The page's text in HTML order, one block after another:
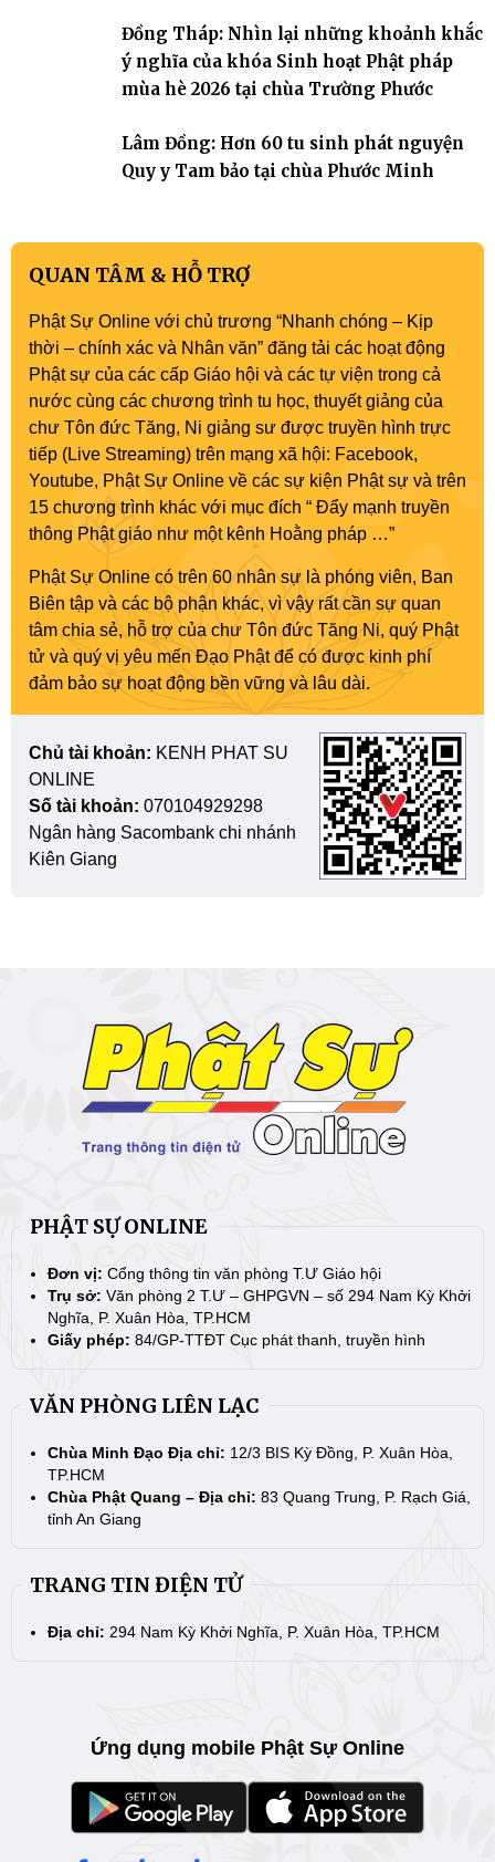
Đồng Tháp: Nhìn lại những khoảnh khắc
ý nghĩa của khóa Sinh hoạt Phật pháp
mùa hè 2026 tại chùa Trường Phước
Lâm Đồng: Hơn 60 tu sinh phát nguyện
Quy y Tam bảo tại chùa Phước Minh
QUAN TÂM & HỖ TRỢ
Phật Sự Online với chủ trương “Nhanh chóng – Kịp
thời – chính xác và Nhân văn” đăng tải các hoạt động
Phật sự của các cấp Giáo hội và các tự viện trong cả
nước cùng các chương trình tu học, thuyết giảng của
chư Tôn đức Tăng, Ni giảng sư được truyền hình trực
tiếp (Live Streaming) trên mạng xã hội: Facebook,
Youtube, Phật Sự Online về các sự kiện Phật sự và trên
15 chương trình khác với mục đích “ Đẩy mạnh truyền
thông Phật giáo như một kênh Hoằng pháp …”
Phật Sự Online có trên 60 nhân sự là phóng viên, Ban
Biên tập và các bộ phận khác, vì vậy rất cần sự quan
tâm chia sẻ, hỗ trợ của chư Tôn đức Tăng Ni, quý Phật
tử và quý vị yêu mến Đạo Phật để có được kinh phí
đảm bảo sự hoạt động bền vững và lâu dài.
Chủ tài khoản: KENH PHAT SU
ONLINE
Số tài khoản: 070104929298
Ngân hàng Sacombank chi nhánh
Kiên Giang
PHẬT SỰ ONLINE
Đơn vị: Cổng thông tin văn phòng T.Ư Giáo hội
Trụ sở: Văn phòng 2 T.Ư – GHPGVN – số 294 Nam Kỳ Khởi
Nghĩa, P. Xuân Hòa, TP.HCM
Giấy phép: 84/GP-TTĐT Cục phát thanh, truyền hình
VĂN PHÒNG LIÊN LẠC
Chùa Minh Đạo Địa chỉ: 12/3 BIS Kỳ Đồng, P. Xuân Hòa,
TP.HCM
Chùa Phật Quang – Địa chỉ: 83 Quang Trung, P. Rạch Giá,
tỉnh An Giang
TRANG TIN ĐIỆN TỬ
Địa chỉ: 294 Nam Kỳ Khởi Nghĩa, P. Xuân Hòa, TP.HCM
Ứng dụng mobile Phật Sự Online